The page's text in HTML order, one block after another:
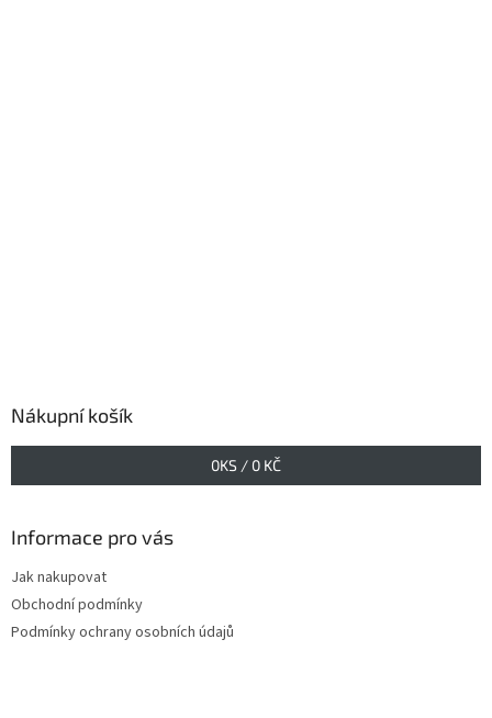
Nákupní košík
0KS / 0 KČ
Informace pro vás
Jak nakupovat
Obchodní podmínky
Podmínky ochrany osobních údajů